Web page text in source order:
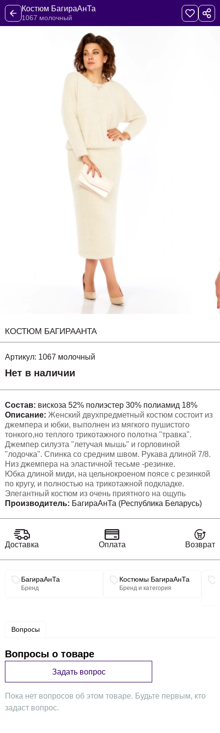
Костюм БагираАнТа
1067 молочный
КОСТЮМ БАГИРААНТА
Артикул: 1067 молочный
Нет в наличии
Состав: вискоза 52% полиэстер 30% полиамид 18%
Описание: Женский двухпредметный костюм состоит из
джемпера и юбки, выполнен из мягкого пушистого
тонкого,но теплого трикотажного полотна "травка".
Джемпер силуэта "летучая мышь" и горловиной
"лодочка". Спинка со средним швом. Рукава длиной 7/8.
Низ джемпера на эластичной тесьме -резинке.
Юбка длиной миди, на цельнокроеном поясе с резинкой
по кругу, и полностью на трикотажной подкладке.
Элегантный костюм из очень приятного на ощупь
трикотажа подойдёт, как на каждый день,так и будет
100
Длина спинки
Ширина спинки
Ширина изделия на уровне глубины
Производитель: БагираАнТа (Республика Беларусь)
Доставка Оплата Возврат
Связанные разделы каталога
БагираАнТа
Бренд
Костюмы БагираАнТа
Бренд и категория
Вопросы
Вопросы о товаре
Задать вопрос
Пока нет вопросов об этом товаре. Будьте первым, кто
задаст вопрос.